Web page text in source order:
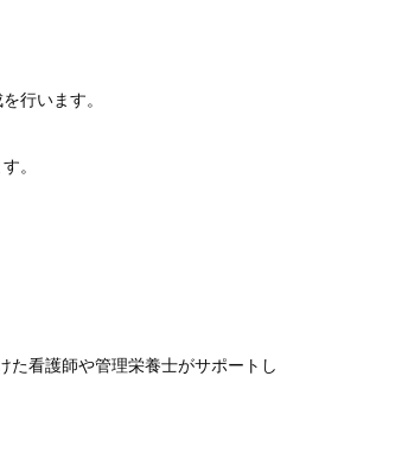
行います。
。
た看護師や管理栄養士がサポートし